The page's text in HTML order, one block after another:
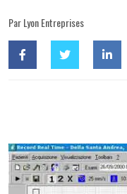
Par Lyon Entreprises